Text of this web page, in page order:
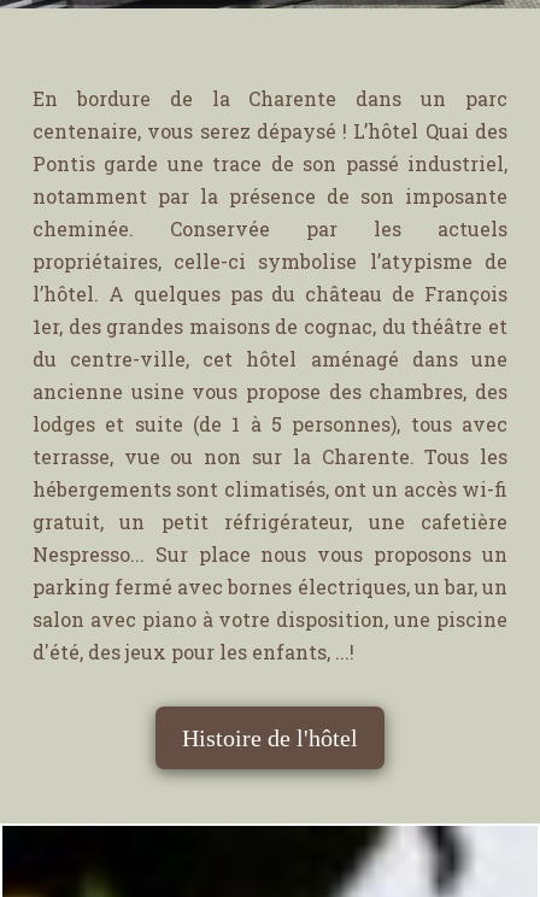
En bordure de la Charente dans un parc
centenaire, vous serez dépaysé ! L’hôtel Quai des
Pontis garde une trace de son passé industriel,
notamment par la présence de son imposante
cheminée. Conservée par les actuels
propriétaires, celle-ci symbolise l’atypisme de
l’hôtel. A quelques pas du château de François
1er, des grandes maisons de cognac, du théâtre et
du centre-ville, cet hôtel aménagé dans une
ancienne usine vous propose des chambres, des
lodges et suite (de 1 à 5 personnes), tous avec
terrasse, vue ou non sur la Charente. Tous les
hébergements sont climatisés, ont un accès wi-fi
gratuit, un petit réfrigérateur, une cafetière
Nespresso... Sur place nous vous proposons un
parking fermé avec bornes électriques, un bar, un
salon avec piano à votre disposition, une piscine
d'été, des jeux pour les enfants, ...!
Histoire de l'hôtel